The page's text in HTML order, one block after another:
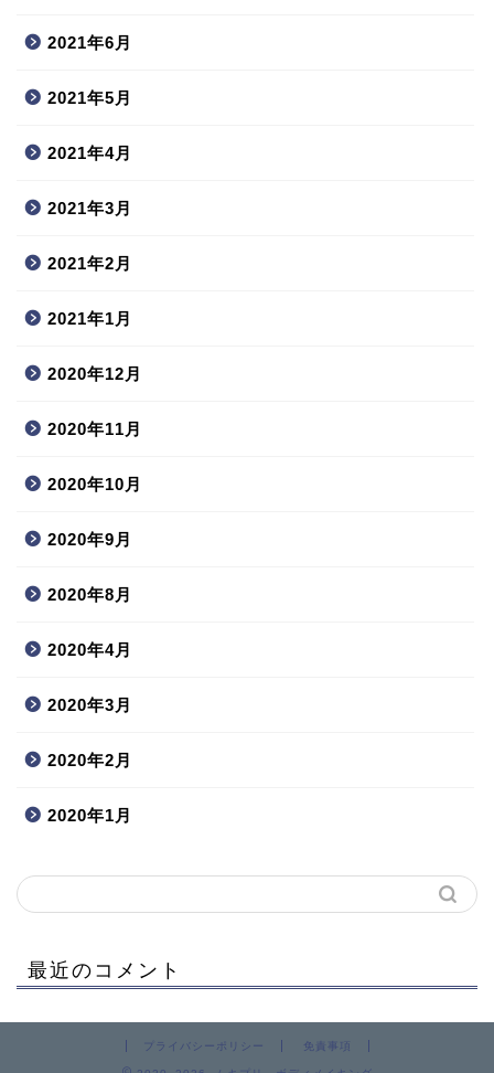
2021年6月
2021年5月
2021年4月
2021年3月
2021年2月
2021年1月
2020年12月
2020年11月
2020年10月
2020年9月
2020年8月
2020年4月
2020年3月
2020年2月
2020年1月
最近のコメント
プライバシーポリシー 免責事項